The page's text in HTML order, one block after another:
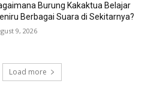
Burung Kakaktua Belajar
Berbagai Suara di Sekitarnya?
9, 2026
Load more